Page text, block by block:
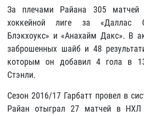
За плечами Райана 305 матчей
хоккейной лиге за «Даллас
Блэкхоукс» и «Анахайм Дакс». В
заброшенных шайб и 48
которым он добавил 4 гола в
Стэнли.
Сезон 2016/17 Гарбатт провел в
Райан отыграл 27 матчей в НХЛ